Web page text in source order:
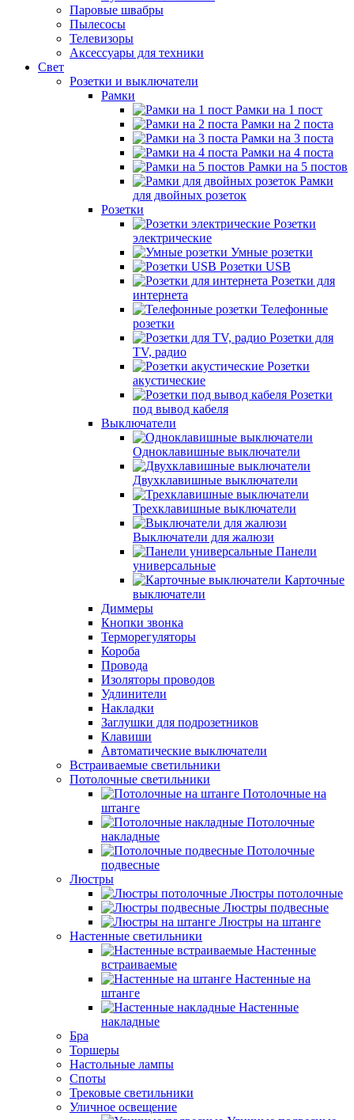
Паровые швабры
Пылесосы
Телевизоры
Аксессуары для техники
Свет
Розетки и выключатели
Рамки
Рамки на 1 пост
Рамки на 2 поста
Рамки на 3 поста
Рамки на 4 поста
Рамки на 5 постов
Рамки
для двойных розеток
Розетки
Розетки
электрические
Умные розетки
Розетки USB
Розетки для
интернета
Телефонные
розетки
Розетки для
TV, радио
Розетки
акустические
Розетки
под вывод кабеля
Выключатели
Одноклавишные выключатели
Двухклавишные выключатели
Трехклавишные выключатели
Выключатели для жалюзи
Панели
универсальные
Карточные
выключатели
Диммеры
Кнопки звонка
Терморегуляторы
Короба
Провода
Изоляторы проводов
Удлинители
Накладки
Заглушки для подрозетников
Клавиши
Автоматические выключатели
Встраиваемые светильники
Потолочные светильники
Потолочные на
штанге
Потолочные
накладные
Потолочные
подвесные
Люстры
Люстры потолочные
Люстры подвесные
Люстры на штанге
Настенные светильники
Настенные
встраиваемые
Настенные на
штанге
Настенные
накладные
Бра
Торшеры
Настольные лампы
Споты
Трековые светильники
Уличное освещение